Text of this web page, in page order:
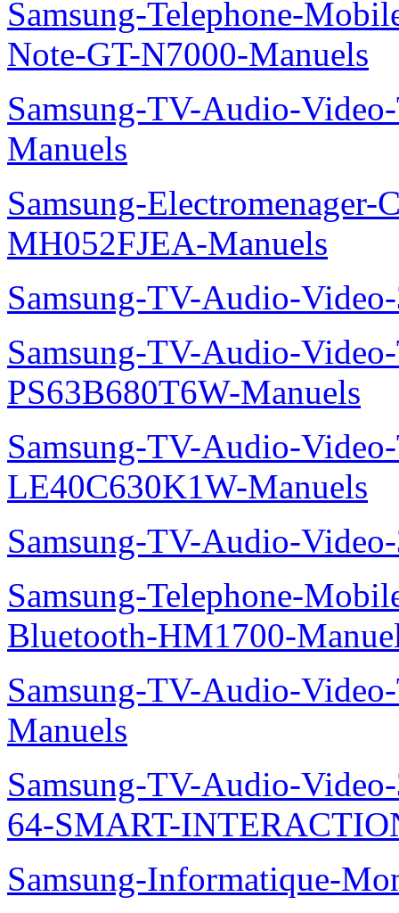
Samsung-Telephone-
Note-GT-N7000-Manuels
Samsung-TV-Audio-
Manuels
Samsung-Electromenager-
MH052FJEA-Manuels
Samsung-TV-Audio-
Samsung-TV-Audio-
PS63B680T6W-Manuels
Samsung-TV-Audio-
LE40C630K1W-Manuels
Samsung-TV-Audio-
Samsung-Telephone-
Bluetooth-HM1700-
Samsung-TV-Audio-
Manuels
Samsung-TV-Audio-
64-SMART-
Samsung-Informatique-